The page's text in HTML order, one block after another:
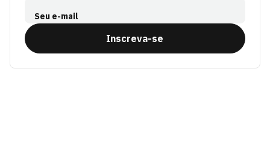
Seu e-mail
Inscreva-se